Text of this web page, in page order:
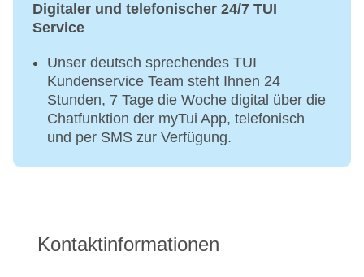
Digitaler und telefonischer 24/7 TUI
Service
Unser deutsch sprechendes TUI
Kundenservice Team steht Ihnen 24
Stunden, 7 Tage die Woche digital über die
Chatfunktion der myTui App, telefonisch
und per SMS zur Verfügung.
Kontaktinformationen